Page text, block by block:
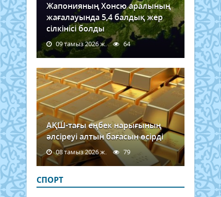
Жапонияның Хонсю аралының
жағалауында 5,4 балдық жер
сілкінісі болды
09 тамыз 2026 ж. 64
АҚШ-тағы еңбек нарығының
әлсіреуі алтын бағасын өсірді
08 тамыз 2026 ж. 79
СПОРТ